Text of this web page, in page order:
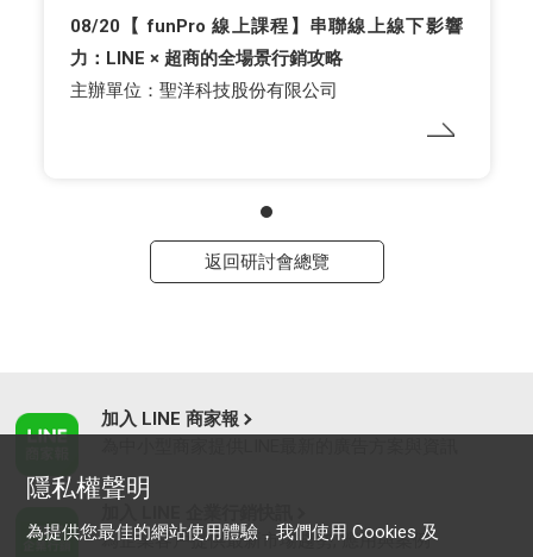
08/20【 funPro 線上課程】串聯線上線下影響
力：LINE × 超商的全場景行銷攻略
主辦單位：聖洋科技股份有限公司
返回研討會總覽
加入 LINE 商家報
為企業客戶提供最新市場趨勢, 應用與案例
隱私權聲明
為提供您最佳的網站使用體驗，我們使用 Cookies 及